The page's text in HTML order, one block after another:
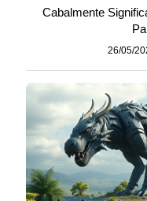
Cabalmente
26/05/